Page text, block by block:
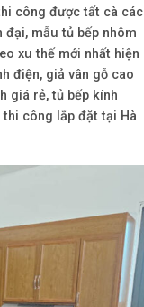
công được tất cà các
đại, mẫu tủ bếp nhôm
xu thế mới nhất hiện
điện, giả vân gỗ cao
giá rẻ, tủ bếp kính
công lắp đặt tại Hà